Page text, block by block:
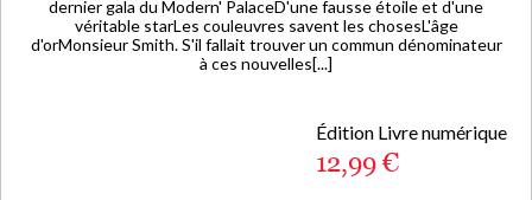
dernier gala du Modern' PalaceD'une fausse étoile et d'une
véritable starLes couleuvres savent les chosesL'âge
d'orMonsieur Smith. S'il fallait trouver un commun dénominateur
à ces nouvelles[...]
Édition Livre numérique
12,99 €